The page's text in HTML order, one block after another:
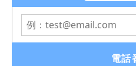
電話